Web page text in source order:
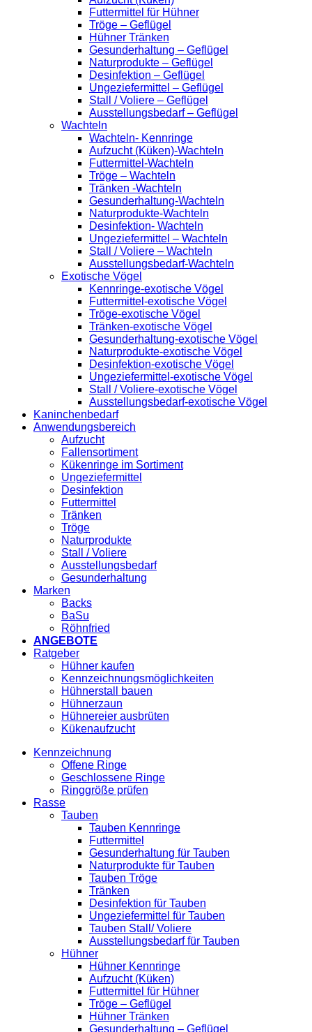
Futtermittel für Hühner
Tröge – Geflügel
Hühner Tränken
Gesunderhaltung – Geflügel
Naturprodukte – Geflügel
Desinfektion – Geflügel
Ungeziefermittel – Geflügel
Stall / Voliere – Geflügel
Ausstellungsbedarf – Geflügel
Wachteln
Wachteln- Kennringe
Aufzucht (Küken)-Wachteln
Futtermittel-Wachteln
Tröge – Wachteln
Tränken -Wachteln
Gesunderhaltung-Wachteln
Naturprodukte-Wachteln
Desinfektion- Wachteln
Ungeziefermittel – Wachteln
Stall / Voliere – Wachteln
Ausstellungsbedarf-Wachteln
Exotische Vögel
Kennringe-exotische Vögel
Futtermittel-exotische Vögel
Tröge-exotische Vögel
Tränken-exotische Vögel
Gesunderhaltung-exotische Vögel
Naturprodukte-exotische Vögel
Desinfektion-exotische Vögel
Ungeziefermittel-exotische Vögel
Stall / Voliere-exotische Vögel
Ausstellungsbedarf-exotische Vögel
Kaninchenbedarf
Anwendungsbereich
Aufzucht
Fallensortiment
Kükenringe im Sortiment
Ungeziefermittel
Desinfektion
Futtermittel
Tränken
Tröge
Naturprodukte
Stall / Voliere
Ausstellungsbedarf
Gesunderhaltung
Marken
Backs
BaSu
Röhnfried
ANGEBOTE
Ratgeber
Hühner kaufen
Kennzeichnungsmöglichkeiten
Hühnerstall bauen
Hühnerzaun
Hühnereier ausbrüten
Kükenaufzucht
Kennzeichnung
Offene Ringe
Geschlossene Ringe
Ringgröße prüfen
Rasse
Tauben
Tauben Kennringe
Futtermittel
Gesunderhaltung für Tauben
Naturprodukte für Tauben
Tauben Tröge
Tränken
Desinfektion für Tauben
Ungeziefermittel für Tauben
Tauben Stall/ Voliere
Ausstellungsbedarf für Tauben
Hühner
Hühner Kennringe
Aufzucht (Küken)
Futtermittel für Hühner
Tröge – Geflügel
Hühner Tränken
Gesunderhaltung – Geflügel